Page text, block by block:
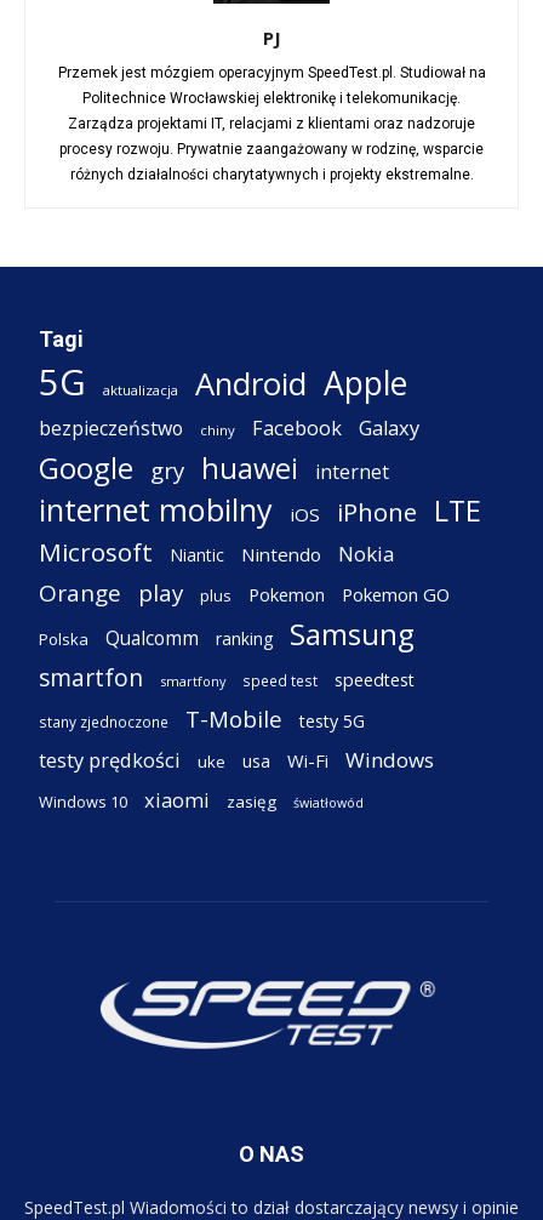
PJ
Przemek jest mózgiem operacyjnym SpeedTest.pl. Studiował na
Politechnice Wrocławskiej elektronikę i telekomunikację.
Zarządza projektami IT, relacjami z klientami oraz nadzoruje
procesy rozwoju. Prywatnie zaangażowany w rodzinę, wsparcie
różnych działalności charytatywnych i projekty ekstremalne.
Tagi
5G aktualizacja Android Apple
bezpieczeństwo chiny Facebook Galaxy
Google gry huawei internet
internet mobilny iOS iPhone LTE
Microsoft Niantic Nintendo Nokia
Orange play plus Pokemon Pokemon GO
Polska Qualcomm ranking Samsung
smartfon smartfony speed test speedtest
stany zjednoczone T-Mobile testy 5G
testy prędkości uke usa Wi-Fi Windows
Windows 10 xiaomi zasięg światłowód
O NAS
SpeedTest.pl Wiadomości to dział dostarczający newsy i opinie